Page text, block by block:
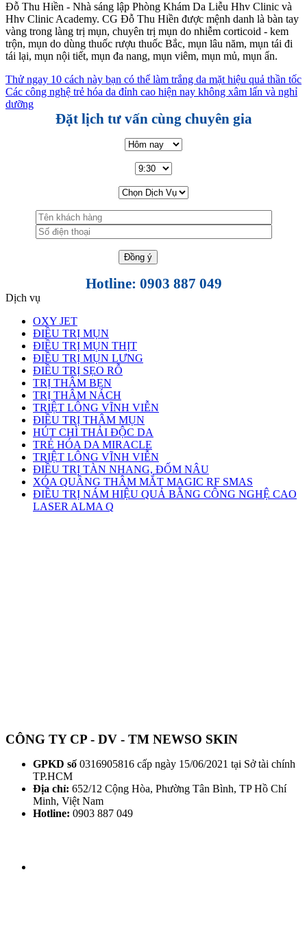
Đỗ Thu Hiền - Nhà sáng lập Phòng Khám Da Liễu Hhv Clinic và
Hhv Clinic Academy. CG Đỗ Thu Hiền được mệnh danh là bàn tay
vàng trong làng trị mụn, chuyên trị mụn do nhiễm corticoid - kem
trộn, mụn do dùng thuốc rượu thuốc Bắc, mụn lâu năm, mụn tái đi
tái lại, mụn nội tiết, mụn đa nang, mụn viêm, mụn mủ, mụn ẩn.
Thử ngay 10 cách này bạn có thể làm trắng da mặt hiệu quả thần tốc
Các công nghệ trẻ hóa da đỉnh cao hiện nay không xâm lấn và nghỉ
dưỡng
Đặt lịch tư vấn cùng chuyên gia
Hotline: 0903 887 049
Dịch vụ
OXY JET
ĐIỀU TRỊ MỤN
ĐIỀU TRỊ MỤN THỊT
ĐIỀU TRỊ MỤN LƯNG
ĐIỀU TRỊ SẸO RỖ
TRỊ THÂM BẸN
TRỊ THÂM NÁCH
TRIỆT LÔNG VĨNH VIỄN
ĐIỀU TRỊ THÂM MỤN
HÚT CHÌ THẢI ĐỘC DA
TRẺ HÓA DA MIRACLE
TRIỆT LÔNG VĨNH VIỄN
ĐIỀU TRỊ TÀN NHANG, ĐỐM NÂU
XÓA QUẦNG THÂM MẮT MAGIC RF SMAS
ĐIỀU TRỊ NÁM HIỆU QUẢ BẰNG CÔNG NGHỆ CAO
LASER ALMA Q
CÔNG TY CP - DV - TM NEWSO SKIN
GPKD số 0316905816 cấp ngày 15/06/2021 tại Sở tài chính
TP.HCM
Địa chỉ: 652/12 Cộng Hòa, Phường Tân Bình, TP Hồ Chí
Minh, Việt Nam
Hotline: 0903 887 049